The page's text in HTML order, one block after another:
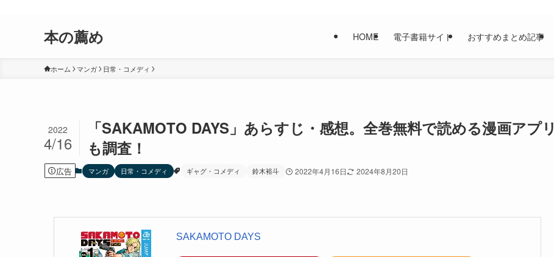
本の薦め HOME 電子書籍サイト おすすめまとめ記事
ホーム マンガ 日常・コメディ
「SAKAMOTO DAYS」あらすじ・感想。全巻無料で読める漫画アプリ
も調査！
2022
4/16
広告 マンガ 日常・コメディ ギャグ・コメディ 鈴木裕斗 2022年4月16日 2024年8月20日
SAKAMOTO DAYS